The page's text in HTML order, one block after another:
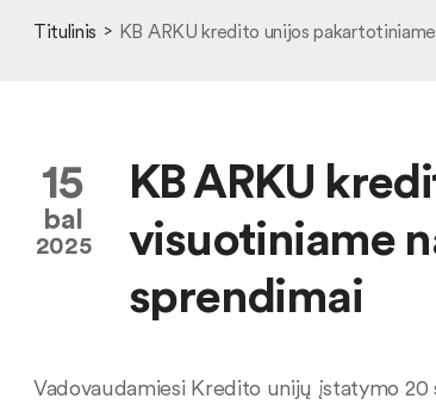
Titulinis KB ARKU kredito unijos
15
bal
2025
KB ARKU
visuotiniame
sprendimai
Vadovaudamiesi Kredito unijų įstatymo